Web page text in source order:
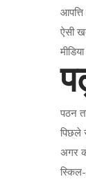
ऐसी
पठन
पिछले
अगर